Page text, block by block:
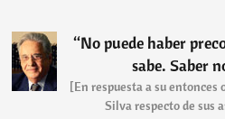
“No puede haber
sabe. Saber
[En respuesta a su entonces
Silva respecto de sus